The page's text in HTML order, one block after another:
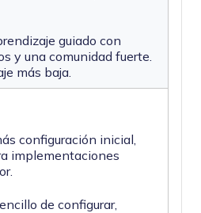
guiado con
y una comunidad fuerte.
más baja.
configuración inicial,
implementaciones
de configurar,